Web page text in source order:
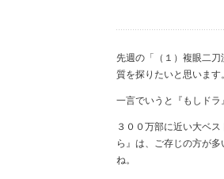
先週の「（１）複眼二
質を探りたいと思います。
一言でいうと『もしドラ
３００万部に近い大ベ
ら』は、ご存じの方が
ね。